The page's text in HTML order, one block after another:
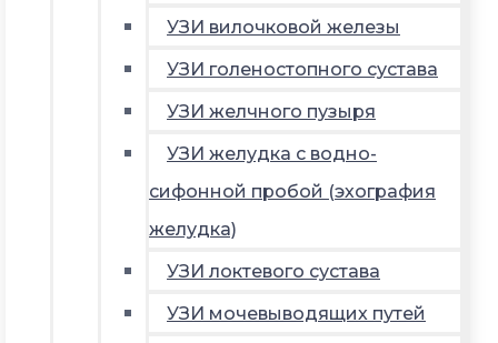
УЗИ вилочковой железы
УЗИ голеностопного сустава
УЗИ желчного пузыря
УЗИ желудка с водно-
сифонной пробой (эхография
желудка)
УЗИ локтевого сустава
УЗИ мочевыводящих путей